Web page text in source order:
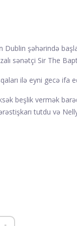
şəhərində
sənətçi Sir The
ilə eyni gecə ifa
beşlik vermək
tutdu və